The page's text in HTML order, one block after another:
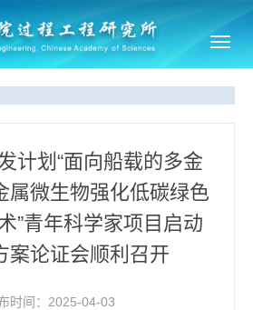
计划“面向船载的多金
属微生物强化低碳绿色
”青年科学家项目启动
案论证会顺利召开
时间：2025-04-03